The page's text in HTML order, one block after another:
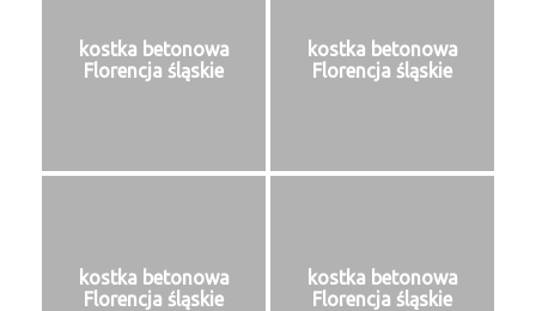
kostka betonowa
Florencja śląskie
kostka betonowa
Florencja śląskie
kostka betonowa
Florencja śląskie
kostka betonowa
Florencja śląskie